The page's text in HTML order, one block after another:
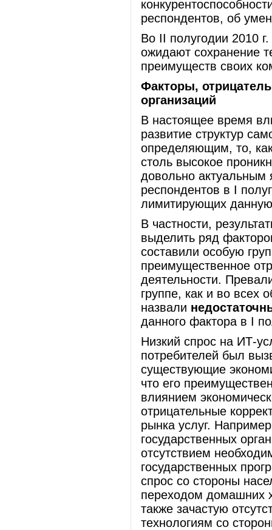
респондентов, об
Во II полугодии 2010
ожидают сохранение
преимуществ своих
Факторы,
организаций
В настоящее время
развитие структур
определяющим, то,
столь высокое
довольно актуальным
респондентов в I
лимитирующих
В частности,
выделить ряд
составили особую
преимущественное
деятельности.
группе, как и во всех
назвали
данного фактора в I
Низкий спрос на ИТ-
потребителей был
существующие
что его
влиянием
отрицательные
рынка услуг.
государственных
отсутствием
государственных
спрос со стороны
переходом домашних
также зачастую
технологиям со